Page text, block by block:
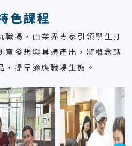
色課程
職場，由業界專家引領學生打
意發想與具體產出，將概念轉
，提早適應職場生態。